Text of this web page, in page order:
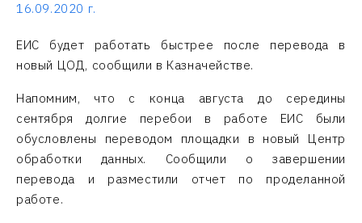
16.09.2020 г.
ЕИС будет работать быстрее после перевода в
новый ЦОД, сообщили в Казначействе.
Напомним, что с конца августа до середины
сентября долгие перебои в работе ЕИС были
обусловлены переводом площадки в новый Центр
обработки данных. Сообщили о завершении
перевода и разместили отчет по проделанной
работе.